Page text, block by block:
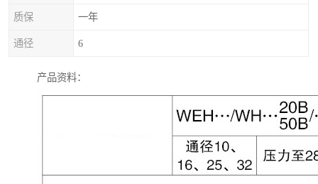
质保 一年
通径 6
产品资料：